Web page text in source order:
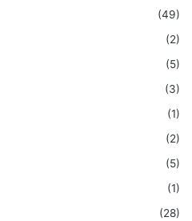
(49)
(2)
(5)
(3)
(1)
(2)
(5)
(1)
(28)